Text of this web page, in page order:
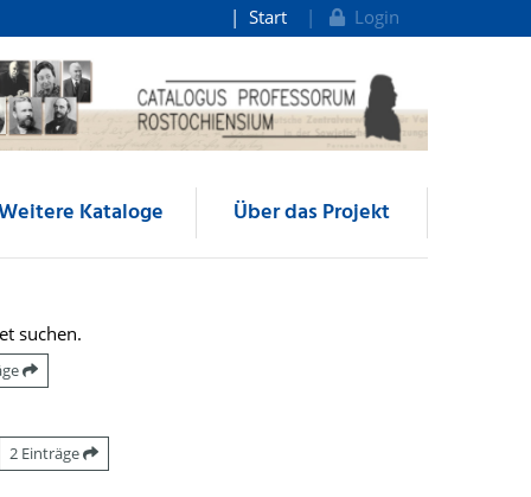
Start Login
Kataloge Über das Projekt
suchen.
2 Einträge